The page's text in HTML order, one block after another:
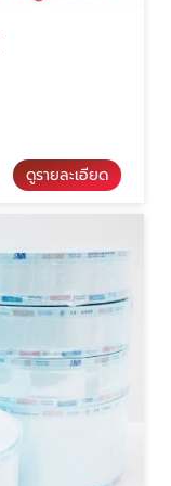
ดูรายละเอียด